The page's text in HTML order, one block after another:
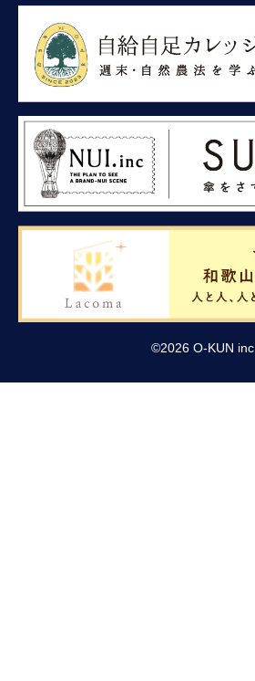
©2026O-KUN inc.